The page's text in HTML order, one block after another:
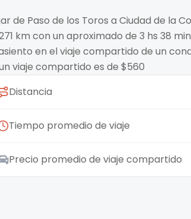
de Paso de los Toros a Ciudad de la
km con un aproximado de 3 hs 38
en el viaje compartido de un
viaje compartido es de $560
Distancia
Tiempo promedio de viaje
Precio promedio de viaje compartido